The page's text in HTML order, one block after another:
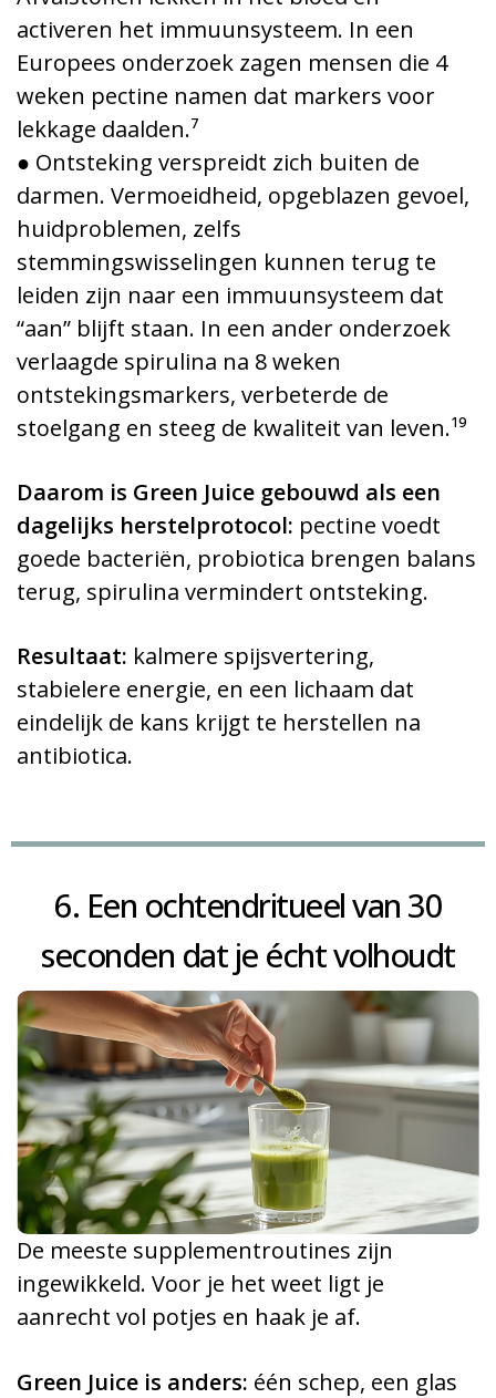
activeren het immuunsysteem. In een
Europees onderzoek zagen mensen die 4
weken pectine namen dat markers voor
lekkage daalden.⁷
● Ontsteking verspreidt zich buiten de
darmen. Vermoeidheid, opgeblazen gevoel,
huidproblemen, zelfs
stemmingswisselingen kunnen terug te
leiden zijn naar een immuunsysteem dat
“aan” blijft staan. In een ander onderzoek
verlaagde spirulina na 8 weken
ontstekingsmarkers, verbeterde de
stoelgang en steeg de kwaliteit van leven.¹⁹
Daarom is Green Juice gebouwd als een
dagelijks herstelprotocol: pectine voedt
goede bacteriën, probiotica brengen balans
terug, spirulina vermindert ontsteking.
Resultaat: kalmere spijsvertering,
stabielere energie, en een lichaam dat
eindelijk de kans krijgt te herstellen na
antibiotica.
6. Een ochtendritueel van 30
seconden dat je écht volhoudt
De meeste supplementroutines zijn
ingewikkeld. Voor je het weet ligt je
aanrecht vol potjes en haak je af.
Green Juice is anders: één schep, een glas